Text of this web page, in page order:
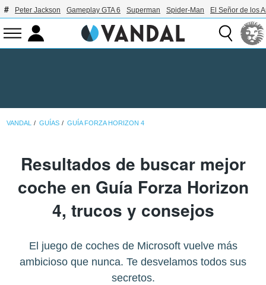
Peter Jackson Gameplay GTA 6 Superman Spider-Man El Señor de los
VANDAL GUÍAS GUÍA FORZA HORIZON 4
Resultados de buscar mejor
coche en Guía Forza Horizon
4, trucos y consejos
El juego de coches de Microsoft vuelve más
ambicioso que nunca. Te desvelamos todos sus
secretos.